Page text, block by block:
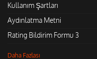
Kullanım Şartları
Aydınlatma Metni
Rating Bildirim Formu 3
Daha Fazlası